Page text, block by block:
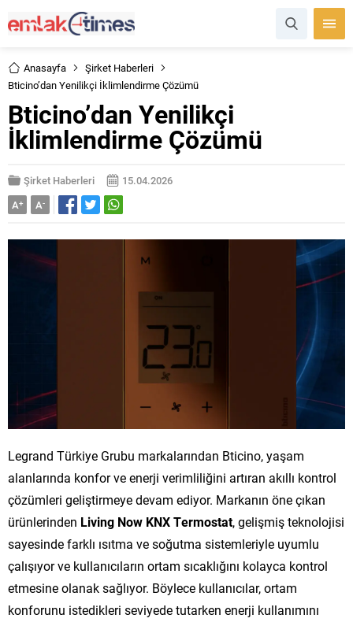
Anasayfa
Şirket Haberleri
Bticino’dan Yenilikçi İklimlendirme Çözümü
Bticino’dan Yenilikçi
İklimlendirme Çözümü
Şirket Haberleri
15.04.2026
A+ A-
Legrand Türkiye Grubu markalarından Bticino, yaşam
alanlarında konfor ve enerji verimliliğini artıran akıllı kontrol
çözümleri geliştirmeye devam ediyor. Markanın öne çıkan
ürünlerinden Living Now KNX Termostat, gelişmiş teknolojisi
sayesinde farklı ısıtma ve soğutma sistemleriyle uyumlu
çalışıyor ve kullanıcıların ortam sıcaklığını kolayca kontrol
etmesine olanak sağlıyor. Böylece kullanıcılar, ortam
konforunu istedikleri seviyede tutarken enerji kullanımını